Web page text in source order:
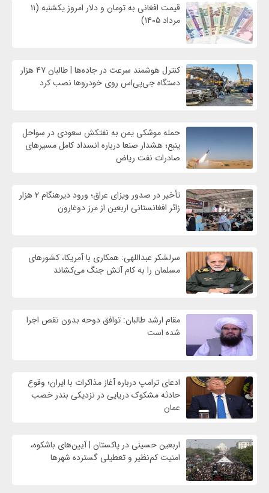
قیمت افغانی به تومان و دلار امروز یکشنبه (۱۱
مرداد ۱۴۰۵)
کنترل هوشمند سرعت در جاده‌ها | طالبان ۴۷ هزار
دستگاه جی‌پی‌اس روی خودروها نصب کرد
حمله موشکی یمن به نفتکش سعودی در سواحل
ینبع؛ هشدار صنعا درباره انسداد کامل مسیرهای
صادرات نفت ریاض
تأخیر در صدور ویزای عراق؛ ورود دیرهنگام ۲ هزار
زائر افغانستانی اربعین از مرز دوغارون
سرلشکر عبداللهی: همکاری با آمریکا، کشورهای
مسلمان را به کام آتش جنگ می‌کشاند
مقام ارشد طالبان: توافق دوحه بدون نقص اجرا
شده است
ادعای ترامپ درباره آغاز مذاکرات با ایران؛ وقوع
حادثه مشکوک دریایی در نزدیکی بندر خصب
عمان
اربعین حسینی در پاکستان | آیین‌های باشکوه،
امنیت کم‌نظیر و تعطیلی گسترده شهرها